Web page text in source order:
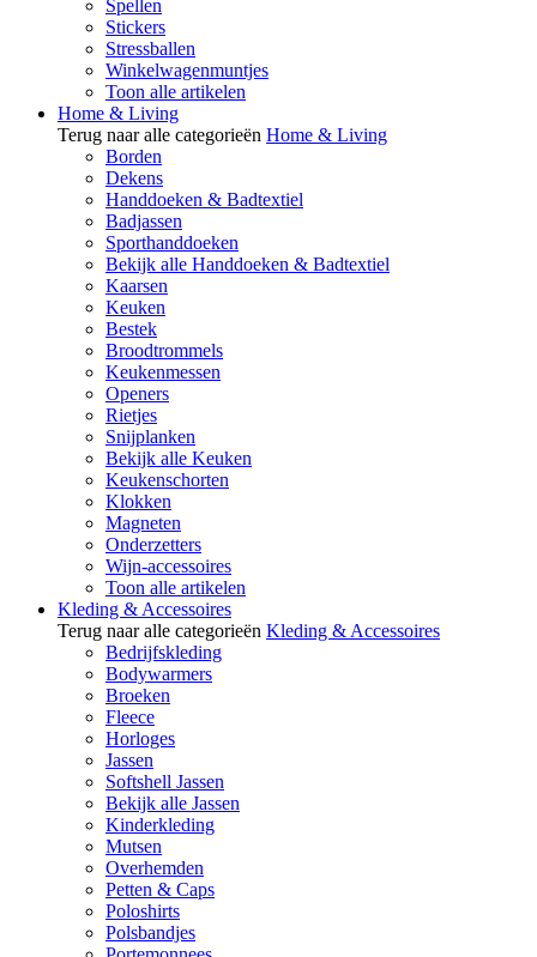
Spellen
Stickers
Stressballen
Winkelwagenmuntjes
Toon alle artikelen
Home & Living
Terug naar alle categorieën Home & Living
Borden
Dekens
Handdoeken & Badtextiel
Badjassen
Sporthanddoeken
Bekijk alle Handdoeken & Badtextiel
Kaarsen
Keuken
Bestek
Broodtrommels
Keukenmessen
Openers
Rietjes
Snijplanken
Bekijk alle Keuken
Keukenschorten
Klokken
Magneten
Onderzetters
Wijn-accessoires
Toon alle artikelen
Kleding & Accessoires
Terug naar alle categorieën Kleding & Accessoires
Bedrijfskleding
Bodywarmers
Broeken
Fleece
Horloges
Jassen
Softshell Jassen
Bekijk alle Jassen
Kinderkleding
Mutsen
Overhemden
Petten & Caps
Poloshirts
Polsbandjes